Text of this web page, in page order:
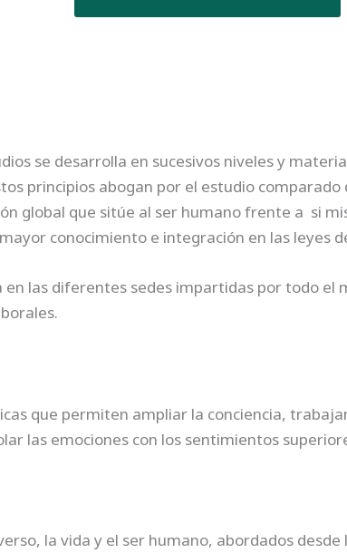
se desarrolla en sucesivos niveles y
principios abogan por el estudio
global que sitúe al ser humano frente a si
conocimiento e integración en las leyes
las diferentes sedes impartidas por todo el
que permiten ampliar la conciencia,
las emociones con los sentimientos
la vida y el ser humano, abordados